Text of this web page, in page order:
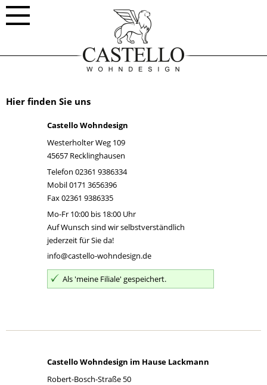
Die Haupt-Navigation
Hier finden Sie uns
Castello Wohndesign
Westerholter Weg 109
45657 Recklinghausen
Telefon 02361 9386334
Mobil0171 3656396
Fax 02361 9386335
Mo-Fr 10:00 bis 18:00 Uhr
Auf Wunsch sind wir selbstverständlich
jederzeit für Sie da!
info@castello-wohndesign.de
Als 'meine Filiale' gespeichert.
Castello Wohndesign im Hause Lackmann
Robert-Bosch-Straße 50